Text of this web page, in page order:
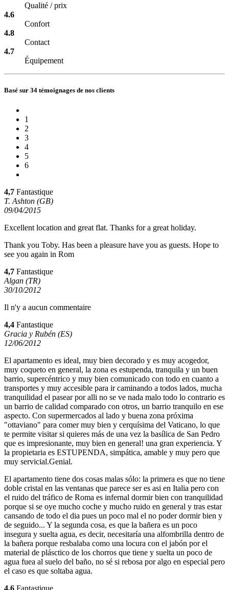
Qualité / prix
4.6
Confort
4.8
Contact
4.7
Équipement
Basé sur 34 témoignages de nos clients
1
2
3
4
5
6
4,7 Fantastique
T. Ashton (GB)
09/04/2015
Excellent location and great flat. Thanks for a great holiday.
Thank you Toby. Has been a pleasure have you as guests. Hope to
see you again in Rom
4,7 Fantastique
Algan (TR)
30/10/2012
Il n'y a aucun commentaire
4,4 Fantastique
Gracia y Rubén (ES)
12/06/2012
El apartamento es ideal, muy bien decorado y es muy acogedor,
muy coqueto en general, la zona es estupenda, tranquila y un buen
barrio, supercéntrico y muy bien comunicado con todo en cuanto a
transportes y muy accesible para ir caminando a todos lados, mucha
tranquilidad el pasear por alli no se ve nada malo todo lo contrario es
un barrio de calidad comparado con otros, un barrio tranquilo en ese
aspecto. Con supermercados al lado y buena zona próxima
"ottaviano" para comer muy bien y cerquísima del Vaticano, lo que
te permite visitar si quieres más de una vez la basílica de San Pedro
que es impresionante, muy bien en general! una gran experiencia. Y
la propietaria es ESTUPENDA, simpática, amable y muy pero que
muy servicial.Genial.
El apartamento tiene dos cosas malas sólo: la primera es que no tiene
doble cristal en las ventanas que parece ser es asi en Italia pero con
el ruido del tráfico de Roma es infernal dormir bien con tranquilidad
porque si se oye mucho coche y mucho ruido en general y tras estar
cansando de todo el dia pues un poco mal el no poder dormir bien y
de seguido... Y la segunda cosa, es que la bañera es un poco
insegura y suelta agua, es decir, necesitaría una alfombrilla dentro de
la bañera porque resbalaba como una locura con el jabón por el
material de plásctico de los chorros que tiene y suelta un poco de
agua fuea al suelo del baño, no sé si rebosa por algo en especial pero
el caso es que soltaba agua.
4,6 Fantastique